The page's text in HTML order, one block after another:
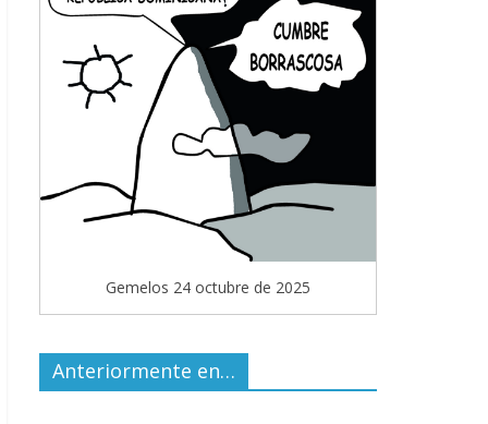
Gemelos 24 octubre de 2025
Anteriormente en…